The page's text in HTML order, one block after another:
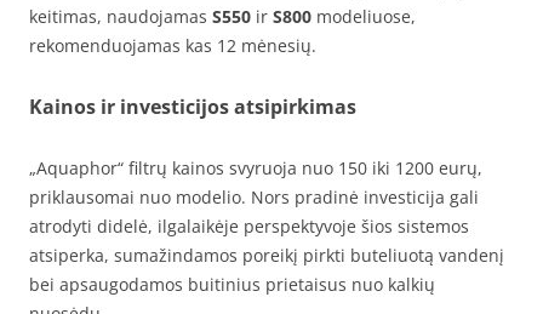
keitimas, naudojamas S550 ir S800 modeliuose,
rekomenduojamas kas 12 mėnesių.
Kainos ir investicijos atsipirkimas
„Aquaphor“ filtrų kainos svyruoja nuo 150 iki 1200 eurų,
priklausomai nuo modelio. Nors pradinė investicija gali
atrodyti didelė, ilgalaikėje perspektyvoje šios sistemos
atsiperka, sumažindamos poreikį pirkti buteliuotą vandenį
bei apsaugodamos buitinius prietaisus nuo kalkių